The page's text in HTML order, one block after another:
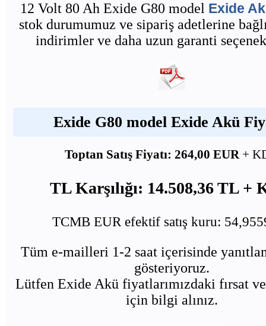
12 Volt 80 Ah Exide G80 model Exide
stok durumumuz ve sipariş adetlerine
indirimler ve daha uzun garanti
Exide G80 model Exide Akü
Toptan Satış Fiyatı: 264,00 EUR +
TL Karşılığı: 14.508,36 TL +
TCMB EUR efektif satış kuru:
Tüm e-mailleri 1-2 saat içerisinde
gösteriyoruz.
Lütfen Exide Akü fiyatlarımızdaki fırsat
için bilgi alınız.